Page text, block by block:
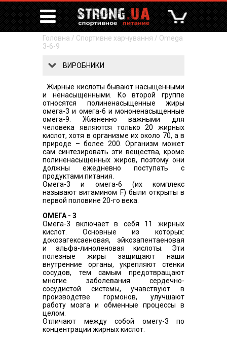
Головна / Спортивне харчування / Omega
3-6-9
ВИРОБНИКИ
Жирные кислоты бывают насыщенными
и ненасыщенными. Ко второй группе
относятся полиненасыщенные жиры
омега-3 и омега-6 и мононенасыщенные
омега-9. Жизненно важными для
человека являются только 20 жирных
кислот, хотя в организме их около 70, а в
природе – более 200. Организм может
сам синтезировать эти вещества, кроме
полиненасыщенных жиров, поэтому они
должны ежедневно поступать с
продуктами питания.
Омега-3 и омега-6 (их комплекс
называют витамином F) были открыты в
первой половине 20-го века.
ОМЕГА - 3
Омега-3 включает в себя 11 жирных
кислот. Основные из которых:
докозагексаеновая, эйкозапентаеновая
и альфа-линоленовая кислоты. Эти
полезные жиры защищают наши
внутренние органы, укрепляют стенки
сосудов, тем самым предотвращают
многие заболевания сердечно-
сосудистой системы, учавствуют в
производстве гормонов, улучшают
работу мозга и обменные процессы в
целом.
Отличают между собой омегу-3 по
концентрации жирных кислот.